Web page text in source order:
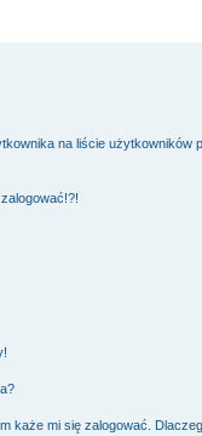
na liście użytkowników
każe mi się zalogować.